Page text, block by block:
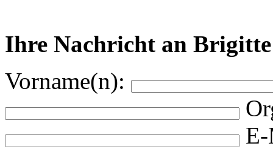
Ihre Nachricht an
Vorname(n):